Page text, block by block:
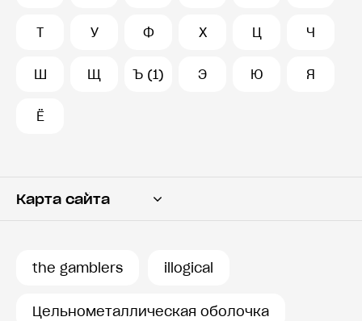
Т У Ф Х Ц Ч
Ш Щ Ъ (1) Э Ю Я
Ё
Карта сайта
История запросов
the gamblers illogical
Цельнометаллическая оболочка